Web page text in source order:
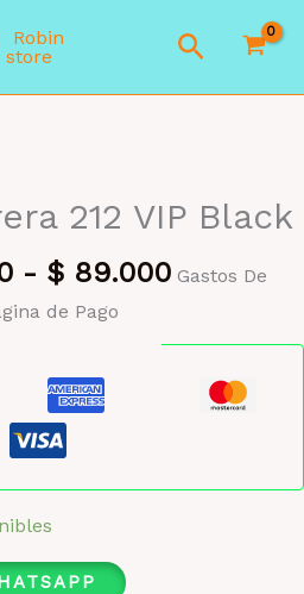
Buscar
212 VIP Black
- $ 89.000 Gastos De
de Pago